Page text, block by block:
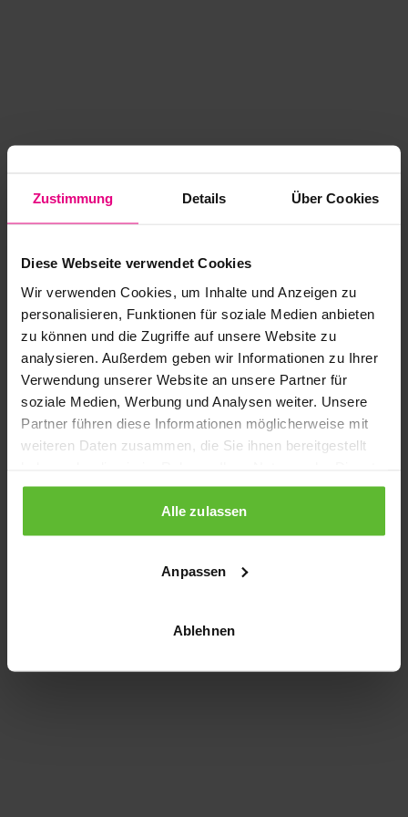
Zustimmung Details Über Cookies
Diese Webseite verwendet Cookies
Wir verwenden Cookies, um Inhalte und Anzeigen zu
personalisieren, Funktionen für soziale Medien anbieten
zu können und die Zugriffe auf unsere Website zu
analysieren. Außerdem geben wir Informationen zu Ihrer
Verwendung unserer Website an unsere Partner für
soziale Medien, Werbung und Analysen weiter. Unsere
Partner führen diese Informationen möglicherweise mit
weiteren Daten zusammen, die Sie ihnen bereitgestellt
gesammelt haben.
Alle zulassen
Anpassen
Ablehnen
Application error: a client-side exception has occurred
loading www.kurzwego.de (see the browser console for more
information).